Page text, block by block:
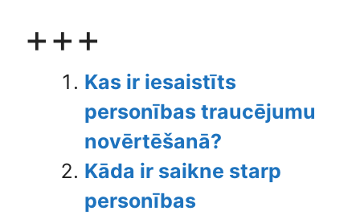
+++
Kas ir iesaistīts
personības traucējumu
novērtēšanā?
Kāda ir saikne starp
personības